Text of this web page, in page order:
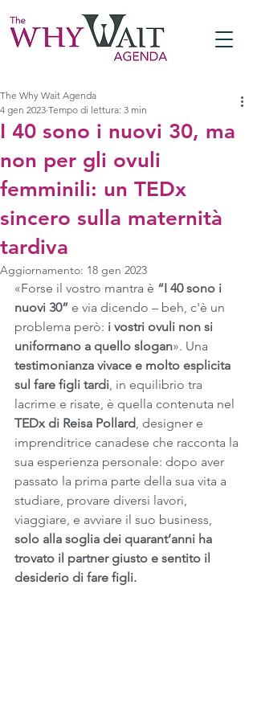
I 40 sono i nuovi 30, ma
non per gli ovuli
femminili: un TEDx
sincero sulla maternità
tardiva
The Why Wait Agenda
4 gen 2023 Tempo di lettura: 3 min
Aggiornamento: 18 gen 2023
«Forse il vostro mantra è “I 40 sono i
nuovi 30” e via dicendo – beh, c'è un
problema però: i vostri ovuli non si
uniformano a quello slogan». Una
testimonianza vivace e molto esplicita
sul fare figli tardi, in equilibrio tra
lacrime e risate, è quella contenuta nel
TEDx di Reisa Pollard, designer e
imprenditrice canadese che racconta la
sua esperienza personale: dopo aver
passato la prima parte della sua vita a
studiare, provare diversi lavori,
viaggiare, e avviare il suo business,
solo alla soglia dei quarant’anni ha
trovato il partner giusto e sentito il
desiderio di fare figli.